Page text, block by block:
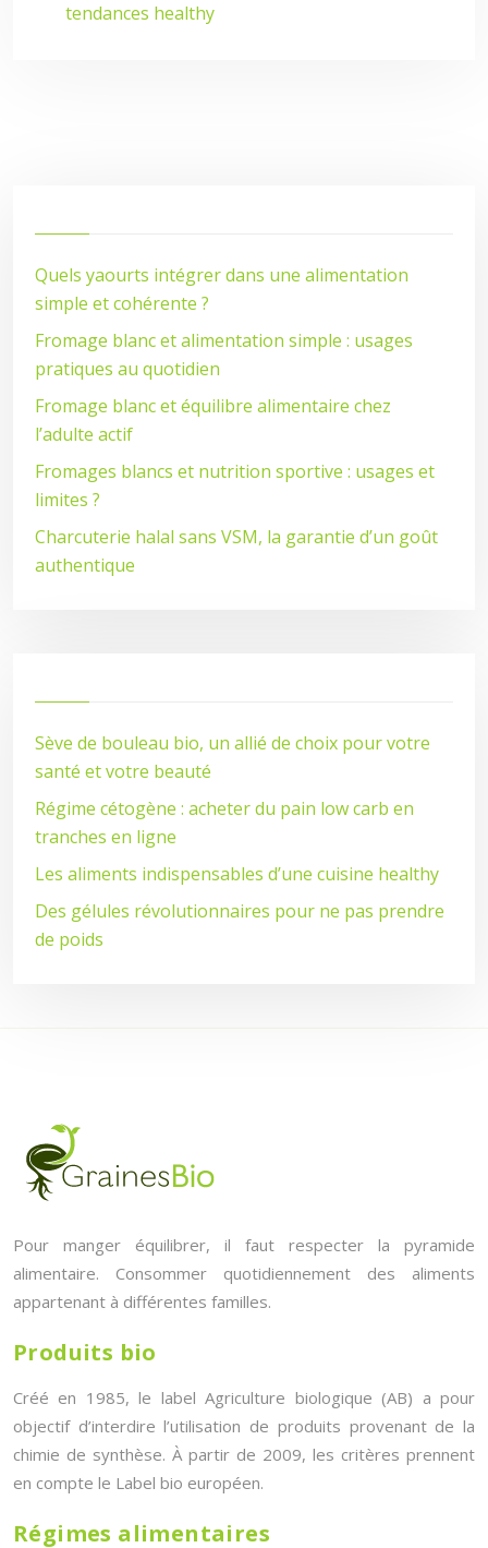
tendances healthy
Quels yaourts intégrer dans une alimentation
simple et cohérente ?
Fromage blanc et alimentation simple : usages
pratiques au quotidien
Fromage blanc et équilibre alimentaire chez
l’adulte actif
Fromages blancs et nutrition sportive : usages et
limites ?
Charcuterie halal sans VSM, la garantie d’un goût
authentique
Sève de bouleau bio, un allié de choix pour votre
santé et votre beauté
Régime cétogène : acheter du pain low carb en
tranches en ligne
Les aliments indispensables d’une cuisine healthy
Des gélules révolutionnaires pour ne pas prendre
de poids
Pour manger équilibrer, il faut respecter la pyramide
alimentaire. Consommer quotidiennement des aliments
appartenant à différentes familles.
Produits bio
Créé en 1985, le label Agriculture biologique (AB) a pour
objectif d’interdire l’utilisation de produits provenant de la
chimie de synthèse. À partir de 2009, les critères prennent
en compte le Label bio européen.
Régimes alimentaires